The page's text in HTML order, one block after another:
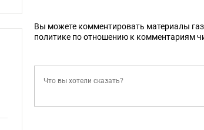
Вы можете комментировать материалы
политике по отношению к комментариям